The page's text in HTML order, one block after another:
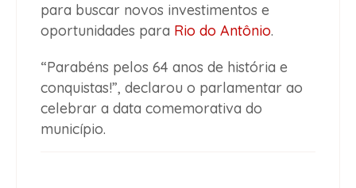
para buscar novos investimentos e
oportunidades para Rio do Antônio.
“Parabéns pelos 64 anos de história e
conquistas!”, declarou o parlamentar ao
celebrar a data comemorativa do
município.